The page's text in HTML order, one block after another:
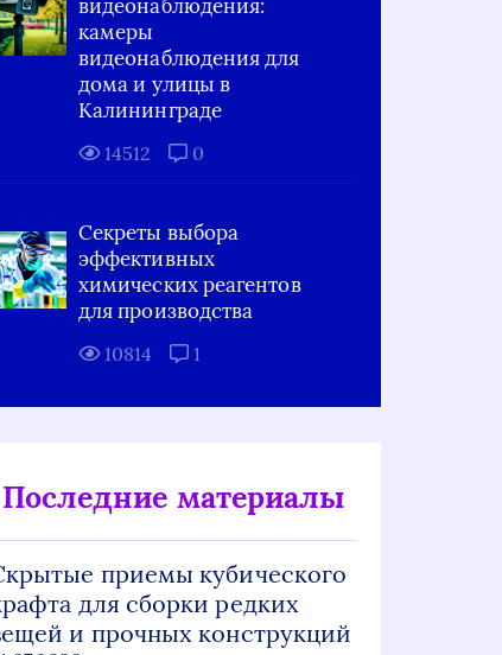
видеонаблюдения:
камеры
видеонаблюдения для
дома и улицы в
Калининграде
14512 0
Секреты выбора
эффективных
химических реагентов
для производства
10814 1
Последние материалы
приемы кубического
для сборки редких
и прочных конструкций